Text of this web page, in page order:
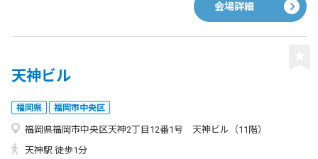
会場詳細
天神ビル
福岡県 福岡市中央区
福岡県福岡市中央区天神2丁目12番1号 天神ビル（11階）
天神駅 徒歩1分